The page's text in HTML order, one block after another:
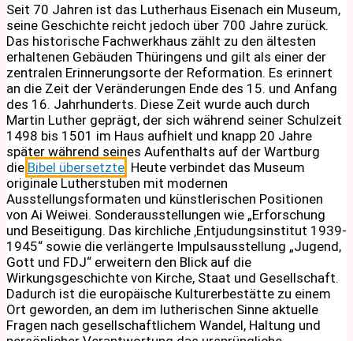
Seit 70 Jahren ist das Lutherhaus Eisenach ein Museum,
seine Geschichte reicht jedoch über 700 Jahre zurück.
Das historische Fachwerkhaus zählt zu den ältesten
erhaltenen Gebäuden Thüringens und gilt als einer der
zentralen Erinnerungsorte der Reformation. Es erinnert
an die Zeit der Veränderungen Ende des 15. und Anfang
des 16. Jahrhunderts. Diese Zeit wurde auch durch
Martin Luther geprägt, der sich während seiner Schulzeit
1498 bis 1501 im Haus aufhielt und knapp 20 Jahre
später während seines Aufenthalts auf der Wartburg
die Bibel übersetzte . Heute verbindet das Museum
originale Lutherstuben mit modernen
Ausstellungsformaten und künstlerischen Positionen
von Ai Weiwei. Sonderausstellungen wie „Erforschung
und Beseitigung. Das kirchliche ‚Entjudungsinstitut 1939-
1945“ sowie die verlängerte Impulsausstellung „Jugend,
Gott und FDJ“ erweitern den Blick auf die
Wirkungsgeschichte von Kirche, Staat und Gesellschaft.
Dadurch ist die europäische Kulturerbestätte zu einem
Ort geworden, an dem im lutherischen Sinne aktuelle
Fragen nach gesellschaftlichem Wandel, Haltung und